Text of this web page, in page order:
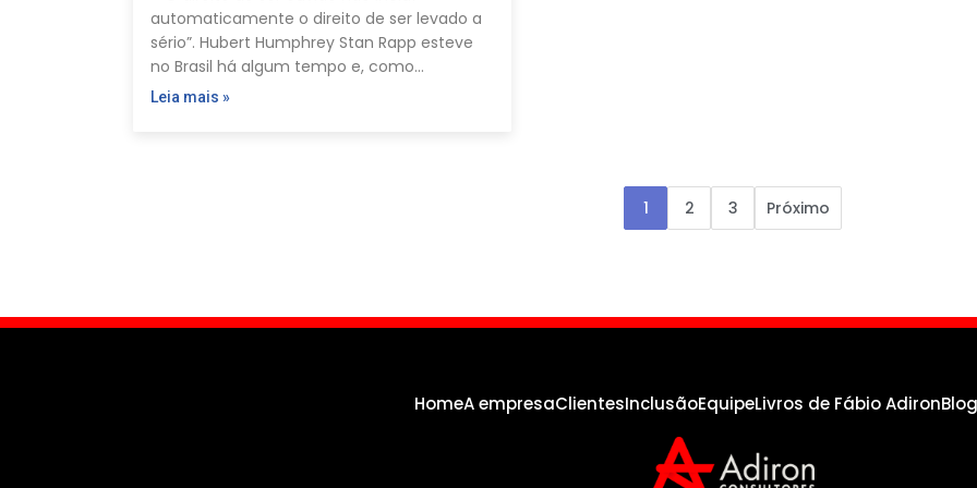
automaticamente o direito de ser levado a
sério”. Hubert Humphrey Stan Rapp esteve
no Brasil há algum tempo e, como…
Leia mais »
1 2 3 Próximo
HomeA empresaClientesInclusãoEquipeLivros de Fábio AdironBlog